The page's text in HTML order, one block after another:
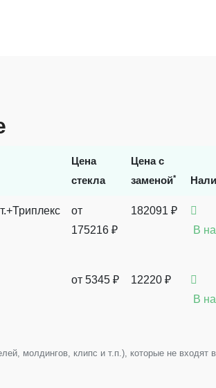
Цена
стекла
Цена с
заменой*
от
175216 ₽
182091 ₽
В
от 5345 ₽
12220 ₽
В
молдингов, клипс и т.п.), которые не входят